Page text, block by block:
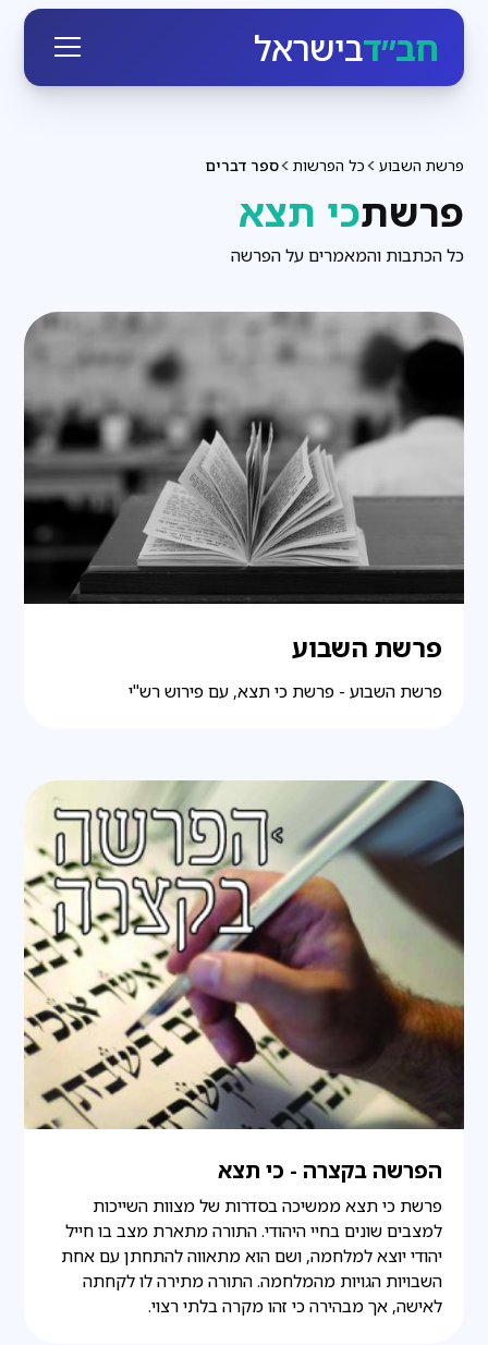
חב״דבישראל
פרשת השבוע כל הפרשות ספר דברים
פרשתכי תצא
כל הכתבות והמאמרים על הפרשה
פרשת השבוע
פרשת השבוע - פרשת כי תצא, עם פירוש רש"י
הפרשה בקצרה - כי תצא
פרשת כי תצא ממשיכה בסדרות של מצוות השייכות
למצבים שונים בחיי היהודי. התורה מתארת מצב בו חייל
יהודי יוצא למלחמה, ושם הוא מתאווה להתחתן עם אחת
השבויות הגויות מהמלחמה. התורה מתירה לו לקחתה
לאישה, אך מבהירה כי זהו מקרה בלתי רצוי.